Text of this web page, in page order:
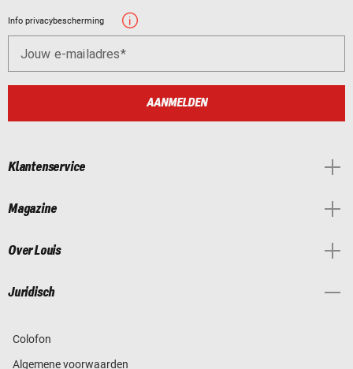
Info privacybescherming
Jouw e-mailadres
AANMELDEN
Klantenservice
Magazine
Over Louis
Juridisch
Colofon
Algemene voorwaarden